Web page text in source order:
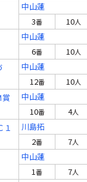
中山蓮
3番 10人
中山蓮
6番 10人
中山蓮
12番 10人
賞
中山蓮
10番 4人
１
川島拓
2番 7人
中山蓮
1番 7人